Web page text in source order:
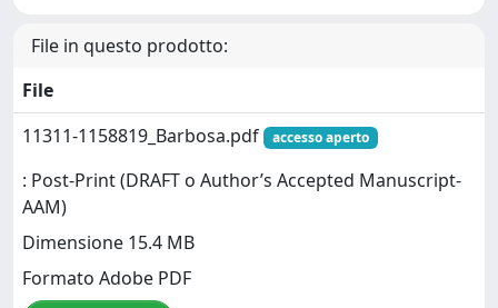
File in questo prodotto:
File
11311-1158819_Barbosa.pdf
accesso aperto
: Post-Print (DRAFT o Author’s Accepted Manuscript-
AAM)
Dimensione 15.4 MB
Formato Adobe PDF